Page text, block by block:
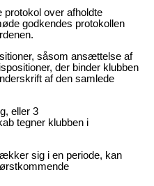
protokol over afholdte
godkendes protokollen
såsom ansættelse af
der binder klubben
af den samlede
eller 3
tegner klubben i
sig i en periode, kan